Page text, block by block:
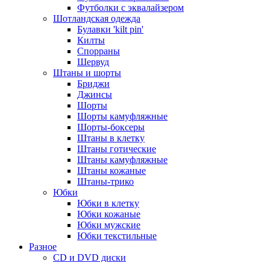
Футболки с эквалайзером
Шотландская одежда
Булавки 'kilt pin'
Килты
Спорраны
Шервуд
Штаны и шорты
Бриджи
Джинсы
Шорты
Шорты камуфляжные
Шорты-боксеры
Штаны в клетку
Штаны готические
Штаны камуфляжные
Штаны кожаные
Штаны-трико
Юбки
Юбки в клетку
Юбки кожаные
Юбки мужские
Юбки текстильные
Разное
CD и DVD диски